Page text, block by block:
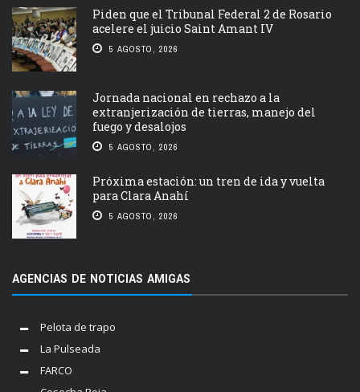
Piden que el Tribunal Federal 2 de Rosario
acelere el juicio Saint Amant IV
5 AGOSTO, 2026
Jornada nacional en rechazo a la
extranjerización de tierras, manejo del
fuego y desalojos
5 AGOSTO, 2026
Próxima estación: un tren de ida y vuelta
para Clara Anahí
5 AGOSTO, 2026
AGENCIAS DE NOTICIAS AMIGAS
Pelota de trapo
La Pulseada
FARCO